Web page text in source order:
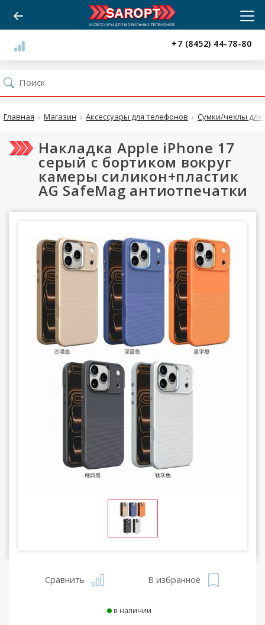
+7 (8452) 44-78-80
Главная Магазин Аксессуары для телефонов Сумки/чехлы для
Накладка Apple iPhone 17
серый с бортиком вокруг
камеры силикон+пластик
AG SafeMag антиотпечатки
Сравнить В избранное
в наличии